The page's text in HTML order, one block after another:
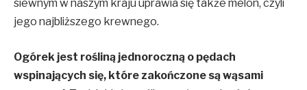
siewnym w naszym kraju uprawia się także melon, czyli
jego najbliższego krewnego.
Ogórek jest rośliną jednoroczną o pędach
wspinających się, które zakończone są wąsami